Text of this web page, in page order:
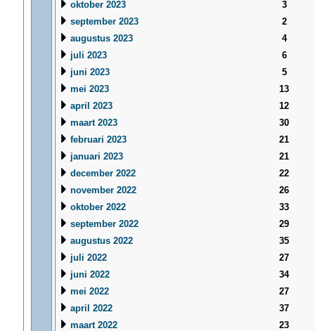
oktober 2023
3
september 2023
2
augustus 2023
4
juli 2023
6
juni 2023
5
mei 2023
13
april 2023
12
maart 2023
30
februari 2023
21
januari 2023
21
december 2022
22
november 2022
26
oktober 2022
33
september 2022
29
augustus 2022
35
juli 2022
27
juni 2022
34
mei 2022
27
april 2022
37
maart 2022
23